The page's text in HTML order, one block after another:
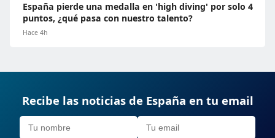
España pierde una medalla en 'high diving' por solo 4
puntos, ¿qué pasa con nuestro talento?
Hace 4h
Recibe las noticias de España en tu email